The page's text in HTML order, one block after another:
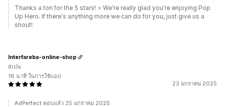
Thanks a ton for the 5 stars! ⭐ We're really glad you're enjoying Pop
Up Hero. If there's anything more we can do for you, just give us a
shout!
23 มกราคม 2025
Interfareba-online-shop
สเปน
16 นาที ในการใช้แอป
AdPerfect ตอบแล้ว 25 มกราคม 2025